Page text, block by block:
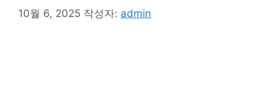
10월 6, 2025 작성자: admin